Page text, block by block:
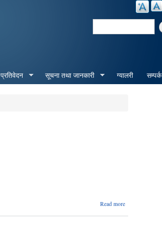
Search
प्रतिवेदन सूचना तथा जानकारी ग्यालरी सम्पर्क
Read more